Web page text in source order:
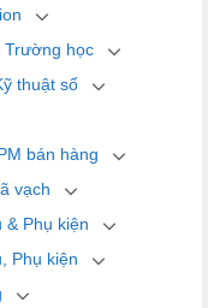
Trường học
thuật số
bán hàng
vạch
& Phụ kiện
Phụ kiện